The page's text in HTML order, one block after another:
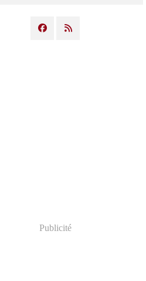
Publicité